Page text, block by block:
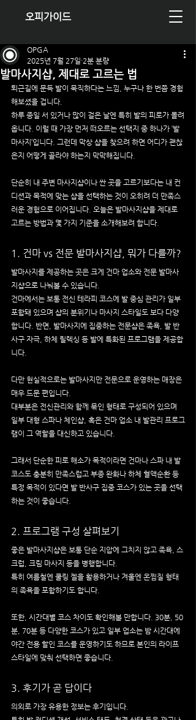
오피가이드
발마사지샵, 제대로 고르는 법
OPGA
2025년 7월 27일 2분 분량
퇴근길에 문득 발이 묵직하다는 느낌, 누구나 한 번쯤 경험
해보셨을 겁니다.
하루 종일 서 있거나 많이 걸은 날엔 특히 발의 피로가 몰려
옵니다. 이럴 때 가장 먼저 떠오르는 선택지 중 하나가 ‘발
마사지’입니다. 그런데 막상 샵을 찾으려 하면 어디가 괜찮
은지 어떻게 골라야 하는지 막막해집니다.
단순히 내 주변 마사지샵이나 싼 곳을 고르기보다는 내 컨
디션과 목적에 맞는 샵을 선택하는 것이 오히려 더 만족스
러운 경험으로 이어집니다. 오늘은 발마사지샵을 제대로
고르는 방법과 몇 가지 기준을 소개해보려 합니다.
1. 건마 vs 전문 발마사지샵, 뭐가 다를까?
발마사지를 제공하는 곳은 크게 건마 업소와 전문 발마사
지샵으로 나눠볼 수 있습니다.
건마에서는 보통 전신 테라피 코스에 발 중심 관리가 일부
포함돼 있으며 샵의 분위기나 마사지 스타일도 보다 다양
합니다. 반면, 발마사지에 집중하는 전문샵은 족욕, 발 반
사구 자극, 하체 릴렉싱 등 발에 특화된 프로그램을 제공합
니다.
다만 현실적으로는 발마사지만 전문으로 운영하는 매장은
매우 드문 편입니다.
대부분은 전신관리와 함께 묶인 형태로 구성되어 있으며
일부 대형 스파나 체인샵, 혹은 건마 업소 내 발관리 프로그
램이 그 역할을 대신하고 있습니다.
그래서 단순한 피로 해소가 목적이라면 건마나 스파 내 발
코스도 충분히 만족스럽고 부종 완화나 하체 혈액순환 등
특정 목적이 있다면 발 반사구 집중 코스가 있는 곳을 선택
하는 것이 좋습니다.
2. 프로그램 구성 살펴보기
좋은 발마사지샵은 보통 단순 지압에 그치지 않고 족욕, 스
크럽, 크림 마사지 등을 병행합니다.
특히 여름철엔 쿨링 젤을 활용하거나 겨울엔 온찜질 형태
의 족욕을 포함하기도 합니다.
또한, 시간대별 코스 차이도 확인해볼 만합니다. 30분, 50
분, 70분 등 다양한 코스가 있고 일부 업소는 밤 시간대에
야간 전용 할인 코스를 운영하기도 하므로 본인의 라이프
스타일에 맞춰 선택하면 좋습니다.
3. 후기가 곧 답이다
의외로 가장 유용한 정보는 후기입니다.